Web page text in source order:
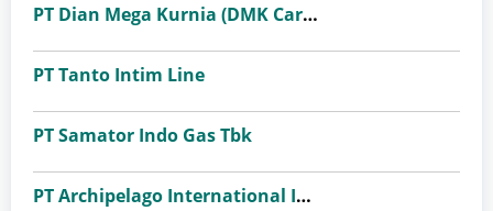
PT Dian Mega Kurnia (DMK Cargo)
PT Tanto Intim Line
PT Samator Indo Gas Tbk
PT Archipelago International Indonesia (favehotels)